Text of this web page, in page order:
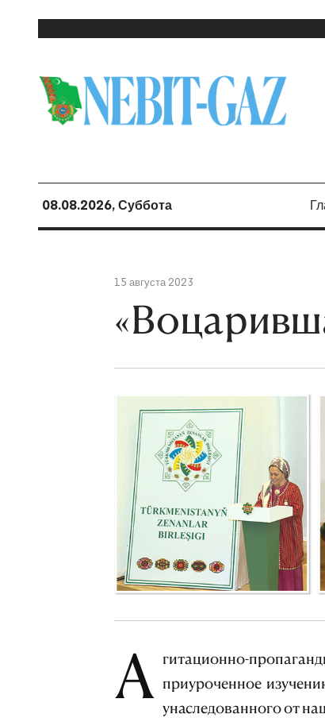
08.08.2026, Суббота
15 августа 2023
А гитационно-
приуроченное
унаследованного от